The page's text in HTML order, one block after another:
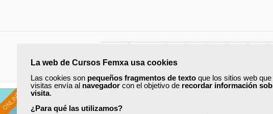
La web de Cursos Femxa usa cookies
Las cookies son pequeños fragmentos de texto que los sitios web que
visitas envía al navegador con el objetivo de recordar información
visita.
¿Para qué las utilizamos?
ONLINE